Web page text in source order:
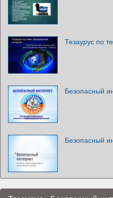
Тезаурус по
Безопасный
Безопасный